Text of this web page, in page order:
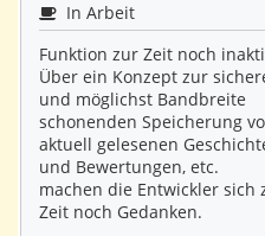
In Arbeit
Funktion zur Zeit noch
Über ein Konzept zur
und möglichst Bandbreite
schonenden Speicherung
aktuell gelesenen
und Bewertungen, etc.
machen die Entwickler sich
Zeit noch Gedanken.